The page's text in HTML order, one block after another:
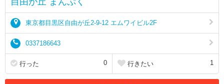
東京都目黒区自由が丘2-9-12 エムワイビル2F
0337186643
行った 0 行きたい 1